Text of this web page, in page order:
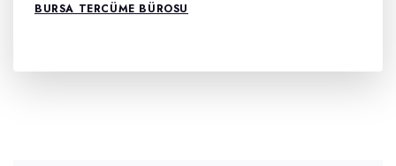
BURSA TERCÜME BÜROSU